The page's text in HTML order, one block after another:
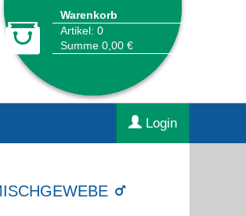
Warenkorb
Artikel: 0
Summe 0,00 €
Login